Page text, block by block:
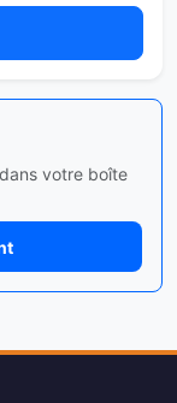
votre boîte